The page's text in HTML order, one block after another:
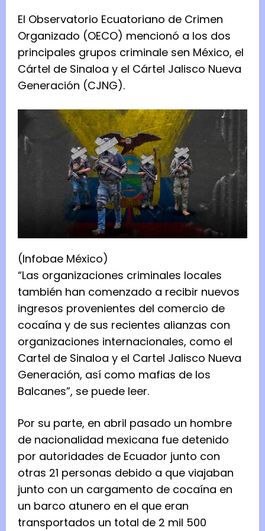
El Observatorio Ecuatoriano de Crimen
Organizado (OECO) mencionó a los dos
principales grupos criminale sen México, el
Cártel de Sinaloa y el Cártel Jalisco Nueva
Generación (CJNG).
(Infobae México)
“Las organizaciones criminales locales
también han comenzado a recibir nuevos
ingresos provenientes del comercio de
cocaína y de sus recientes alianzas con
organizaciones internacionales, como el
Cartel de Sinaloa y el Cartel Jalisco Nueva
Generación, así como mafias de los
Balcanes”, se puede leer.
Por su parte, en abril pasado un hombre
de nacionalidad mexicana fue detenido
por autoridades de Ecuador junto con
otras 21 personas debido a que viajaban
junto con un cargamento de cocaína en
un barco atunero en el que eran
transportados un total de 2 mil 500